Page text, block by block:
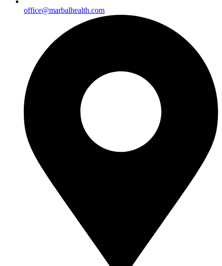
office@marbalhealth.com